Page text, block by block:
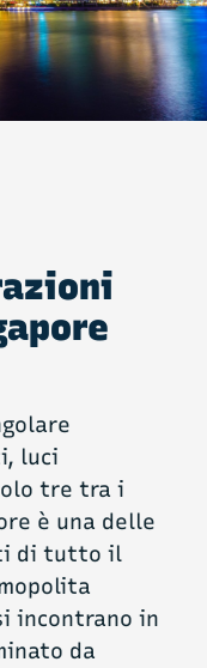
luci
tre tra i
è una delle
di tutto il
incontrano in
da